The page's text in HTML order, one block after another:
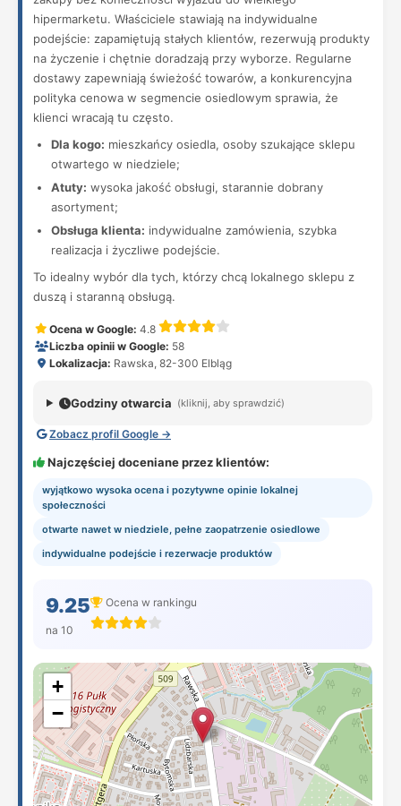
hipermarketu. Właściciele stawiają na indywidualne
podejście: zapamiętują stałych klientów, rezerwują produkty
na życzenie i chętnie doradzają przy wyborze. Regularne
dostawy zapewniają świeżość towarów, a konkurencyjna
polityka cenowa w segmencie osiedlowym sprawia, że
klienci wracają tu często.
Dla kogo: mieszkańcy osiedla, osoby szukające sklepu
otwartego w niedziele;
Atuty: wysoka jakość obsługi, starannie dobrany
asortyment;
Obsługa klienta: indywidualne zamówienia, szybka
realizacja i życzliwe podejście.
To idealny wybór dla tych, którzy chcą lokalnego sklepu z
duszą i staranną obsługą.
Ocena w Google: 4.8
Liczba opinii w Google: 58
Lokalizacja: Rawska, 82-300 Elbląg
Godziny otwarcia (kliknij, aby sprawdzić)
Zobacz profil Google →
Najczęściej doceniane przez klientów:
wyjątkowo wysoka ocena i pozytywne opinie lokalnej
społeczności
otwarte nawet w niedziele, pełne zaopatrzenie osiedlowe
indywidualne podejście i rezerwacje produktów
9.25
na 10
Ocena w rankingu
+
−